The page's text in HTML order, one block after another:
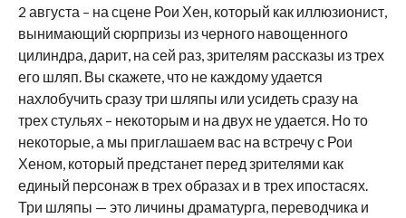
2 августа – на сцене Рои Хен, который как иллюзионист,
вынимающий сюрпризы из черного навощенного
цилиндра, дарит, на сей раз, зрителям рассказы из трех
его шляп. Вы скажете, что не каждому удается
нахлобучить сразу три шляпы или усидеть сразу на
трех стульях – некоторым и на двух не удается. Но то
некоторые, а мы приглашаем вас на встречу с Рои
Хеном, который предстанет перед зрителями как
единый персонаж в трех образах и в трех ипостасях.
Три шляпы — это личины драматурга, переводчика и